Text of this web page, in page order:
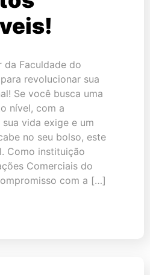
da Faculdade do
revolucionar sua
Se você busca uma
nível, com a
vida exige e um
no seu bolso, este
Como instituição
Comerciais do
com a […]